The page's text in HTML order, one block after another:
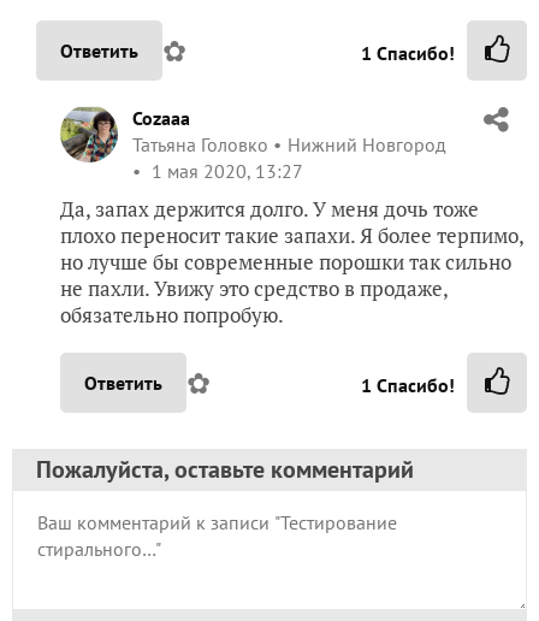
Ответить ✿ 1 Спасибо!
Cozaaa
Татьяна Головко
Нижний Новгород
1 мая 2020, 13:27
Да, запах держится долго. У меня дочь тоже
плохо переносит такие запахи. Я более терпимо,
но лучше бы современные порошки так сильно
не пахли. Увижу это средство в продаже,
обязательно попробую.
Ответить ✿ 1 Спасибо!
Пожалуйста, оставьте комментарий